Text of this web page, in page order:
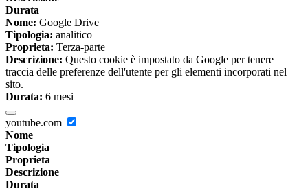
Durata
Nome: Google Drive
Tipologia: analitico
Proprieta: Terza-parte
Descrizione: Questo cookie è impostato da Google per tenere
traccia delle preferenze dell'utente per gli elementi incorporati nel
sito.
Durata: 6 mesi
youtube.com
Nome
Tipologia
Proprieta
Descrizione
Durata